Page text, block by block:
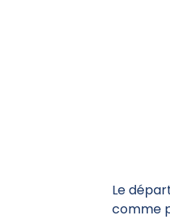
Le
comme